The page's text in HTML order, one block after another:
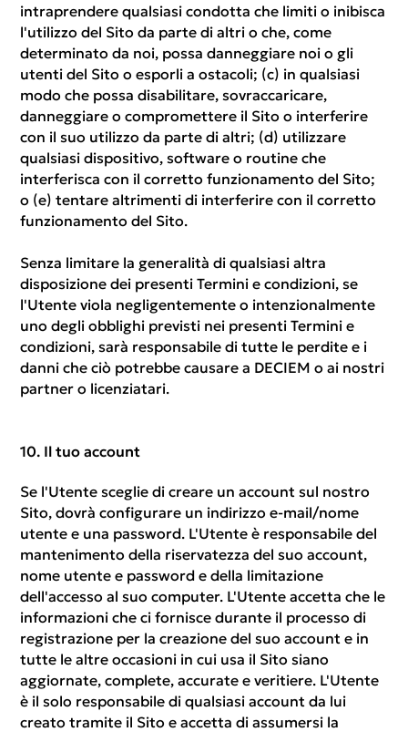
intraprendere qualsiasi condotta che limiti o inibisca
l'utilizzo del Sito da parte di altri o che, come
determinato da noi, possa danneggiare noi o gli
utenti del Sito o esporli a ostacoli; (c) in qualsiasi
modo che possa disabilitare, sovraccaricare,
danneggiare o compromettere il Sito o interferire
con il suo utilizzo da parte di altri; (d) utilizzare
qualsiasi dispositivo, software o routine che
interferisca con il corretto funzionamento del Sito;
o (e) tentare altrimenti di interferire con il corretto
funzionamento del Sito.
Senza limitare la generalità di qualsiasi altra
disposizione dei presenti Termini e condizioni, se
l'Utente viola negligentemente o intenzionalmente
uno degli obblighi previsti nei presenti Termini e
condizioni, sarà responsabile di tutte le perdite e i
danni che ciò potrebbe causare a DECIEM o ai nostri
partner o licenziatari.
Il tuo account
Se l'Utente sceglie di creare un account sul nostro
Sito, dovrà configurare un indirizzo e-mail/nome
utente e una password. L'Utente è responsabile del
mantenimento della riservatezza del suo account,
nome utente e password e della limitazione
dell'accesso al suo computer. L'Utente accetta che le
informazioni che ci fornisce durante il processo di
registrazione per la creazione del suo account e in
tutte le altre occasioni in cui usa il Sito siano
aggiornate, complete, accurate e veritiere. L'Utente
è il solo responsabile di qualsiasi account da lui
creato tramite il Sito e accetta di assumersi la